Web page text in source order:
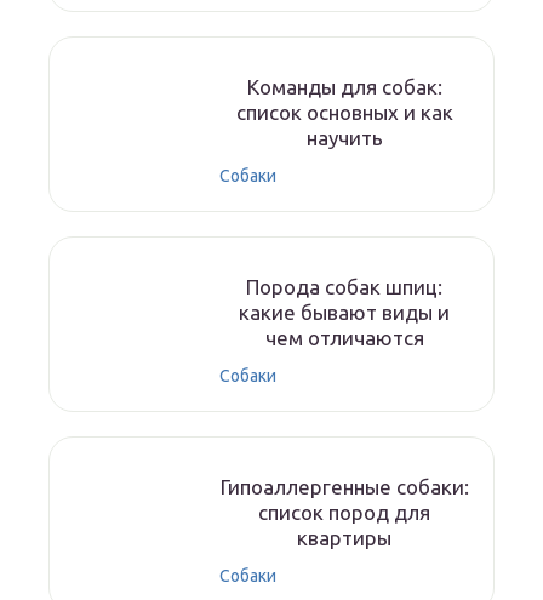
Команды для собак:
список основных и как
научить
Собаки
Порода собак шпиц:
какие бывают виды и
чем отличаются
Собаки
Гипоаллергенные собаки:
список пород для
квартиры
Собаки